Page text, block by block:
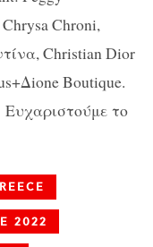
Chroni,
, Christian Dior
Δione Boutique.
Ευχαριστούμε το
2022